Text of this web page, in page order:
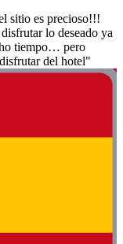
sitio es precioso!!!
lo deseado ya
tiempo… pero
del hotel"